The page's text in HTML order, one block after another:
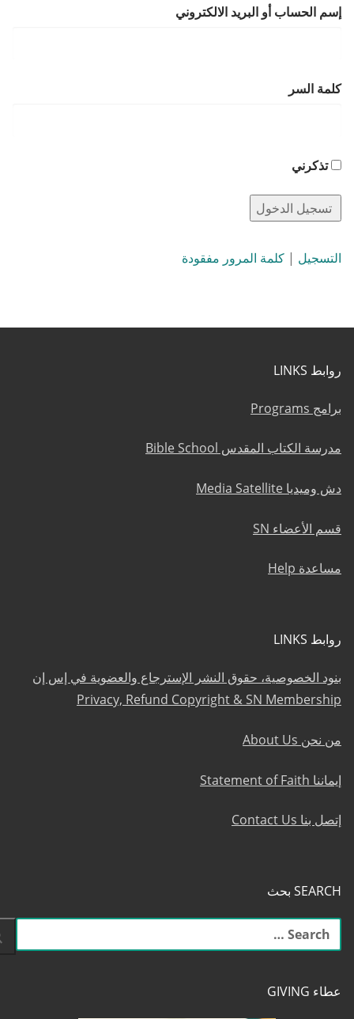
إسم الحساب أو البريد الالكتروني
كلمة السر
تذكرني
التسجيل | كلمة المرور مفقودة
روابط LINKS
برامج Programs
مدرسة الكتاب المقدس Bible School
دش وميديا Media Satellite
قسم الأعضاء SN
مساعدة Help
روابط LINKS
بنود الخصوصية، حقوق النشر الإسترجاع والعضوية في إس إن
Privacy, Refund Copyright & SN Membership
من نحن About Us
إيماننا Statement of Faith
إتصل بنا Contact Us
SEARCH بحث
البحث
عن:
عطاء GIVING